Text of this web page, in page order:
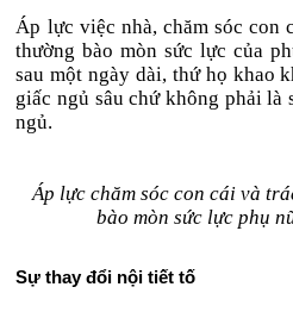
Áp lực việc nhà, chăm sóc con
thường bào mòn sức lực của
sau một ngày dài, thứ họ khao
giấc ngủ sâu chứ không phải là
ngủ.
Áp lực chăm sóc con cái và
bào mòn sức lực phụ
Sự thay đổi nội tiết tố